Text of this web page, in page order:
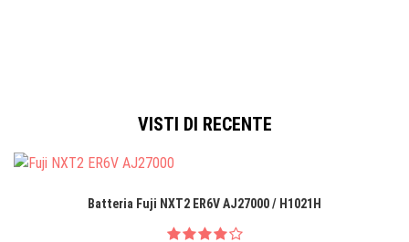
VISTI DI RECENTE
Batteria Fuji NXT2 ER6V AJ27000 / H1021H